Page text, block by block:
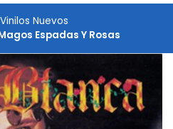
Vinilos Nuevos
Espadas Y Rosas